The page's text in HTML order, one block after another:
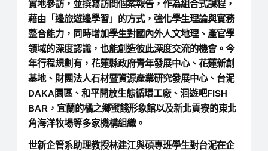
實地參訪，並撰寫訪問個案報告，作為組合式課程，
藉由「邊旅遊邊學習」的方式，強化學生理論與實務
整合能力，同時增加學生對國內外人文地理、產官學
領域的深度認識，也能創造彼此深度交流的機會。今
年行程規劃有，花蓮縣政府青年發展中心、花蓮新創
基地、財團法人石材暨資源產業研究發展中心、台泥
DAKA園區、和平開放生態循環工廠、洄遊吧FISH
BAR，宜蘭的橘之鄉蜜餞形象館以及新北貢寮的東北
角海洋牧場等多家機構組織。
世新企管系助理教授林建江與碩專班學生對台泥在企